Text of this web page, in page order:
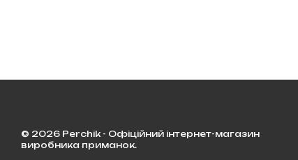
© 2026 Perchik - Офіційний інтернет-магазин
виробника приманок.